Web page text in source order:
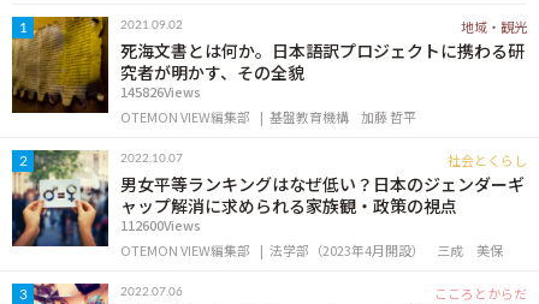
IT・メディア
地域・観光
OTEMON VIEWについて
サイトポリシー
1 2021.09.02 地域・観光
死海文書とは何か。日本語訳プロジェクトに携わる研
究者が明かす、その全貌
145826Views
OTEMON VIEW編集部
基盤教育機構 加藤 哲平
2 2022.10.07 社会とくらし
男女平等ランキングはなぜ低い？日本のジェンダーギ
ャップ解消に求められる家族観・政策の視点
112600Views
OTEMON VIEW編集部
法学部（2023年4月開設） 三成 美保
3 2022.07.06 こころとからだ